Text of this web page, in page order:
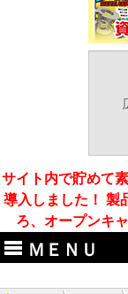
サイト内で貯めて
導入しました！ 製
ろ、オープンキ
ＭＥＮＵ